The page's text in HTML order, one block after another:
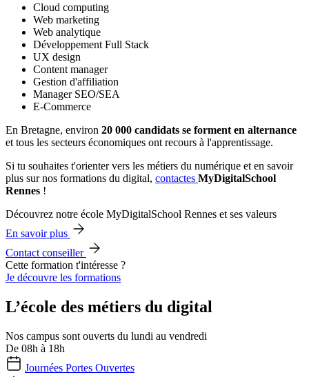
Cloud computing
Web marketing
Web analytique
Développement Full Stack
UX design
Content manager
Gestion d'affiliation
Manager SEO/SEA
E-Commerce
En Bretagne, environ 20 000 candidats se forment en alternance
et tous les secteurs économiques ont recours à l'apprentissage.
Si tu souhaites t'orienter vers les métiers du numérique et en savoir
plus sur nos formations du digital, contactes MyDigitalSchool
Rennes !
Découvrez notre école MyDigitalSchool Rennes et ses valeurs
En savoir plus
Contact conseiller
Cette formation t'intéresse ?
Je découvre les formations
L’école des métiers du digital
Nos campus sont ouverts du lundi au vendredi
De 08h à 18h
Journées Portes Ouvertes